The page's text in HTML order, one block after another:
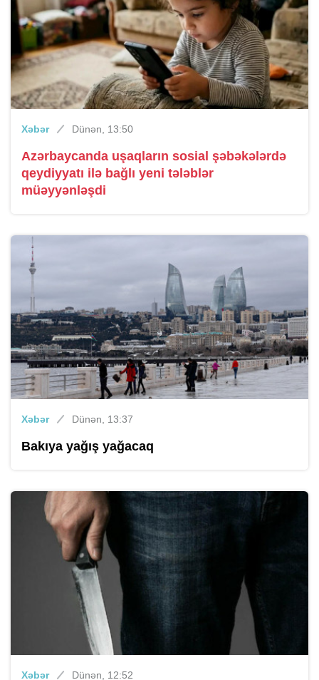
Xəbər Dünən, 13:50
Azərbaycanda uşaqların sosial şəbəkələrdə
qeydiyyatı ilə bağlı yeni tələblər
müəyyənləşdi
Xəbər Dünən, 13:37
Bakıya yağış yağacaq
Xəbər Dünən, 12:52